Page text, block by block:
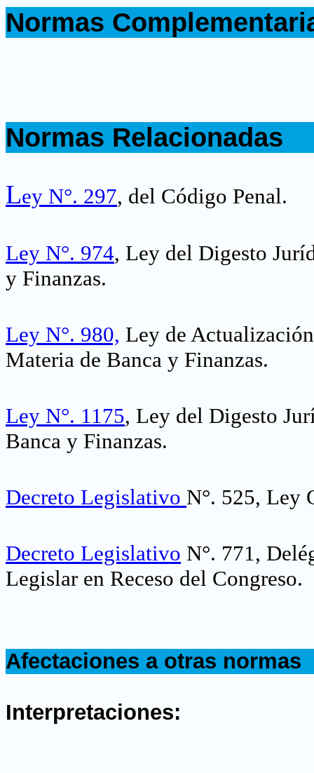
Normas
Normas Relacionadas
Ley N°. 297, del Código Penal.
Ley N°. 974, Ley del Digesto
y Finanzas.
Ley N°. 980, Ley de
Materia de Banca y Finanzas.
Ley N°. 1175, Ley del Digesto
Banca y Finanzas.
Decreto Legislativo N°. 525, Ley
Decreto Legislativo N°. 771,
Legislar en Receso del Congreso.
Afectaciones a otras normas
Interpretaciones: